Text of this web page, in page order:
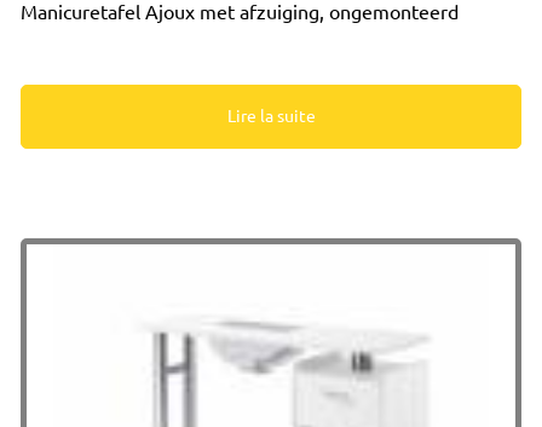
Manicuretafel Ajoux met afzuiging, ongemonteerd
Lire la suite